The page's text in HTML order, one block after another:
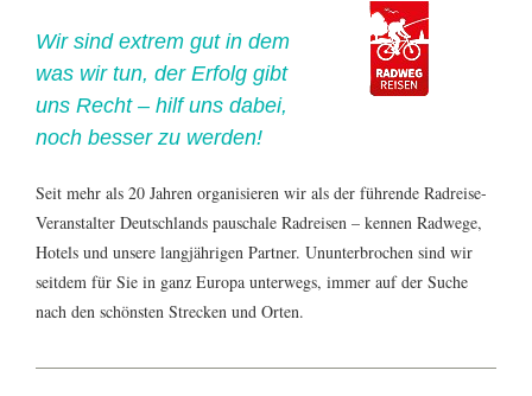
Wir sind extrem gut in dem
was wir tun, der Erfolg gibt
uns Recht – hilf uns dabei,
noch besser zu werden!
Seit mehr als 20 Jahren organisieren wir als der führende Radreise-
Veranstalter Deutschlands pauschale Radreisen – kennen Radwege,
Hotels und unsere langjährigen Partner. Ununterbrochen sind wir
seitdem für Sie in ganz Europa unterwegs, immer auf der Suche
nach den schönsten Strecken und Orten.